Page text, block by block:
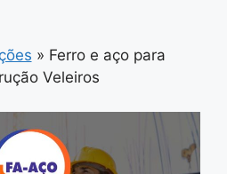
» Ferro e aço para
Veleiros